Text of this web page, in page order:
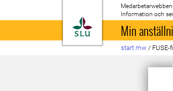
Till startsida
Medarbetarwebben
Information och
Min
start mw / FUSE-